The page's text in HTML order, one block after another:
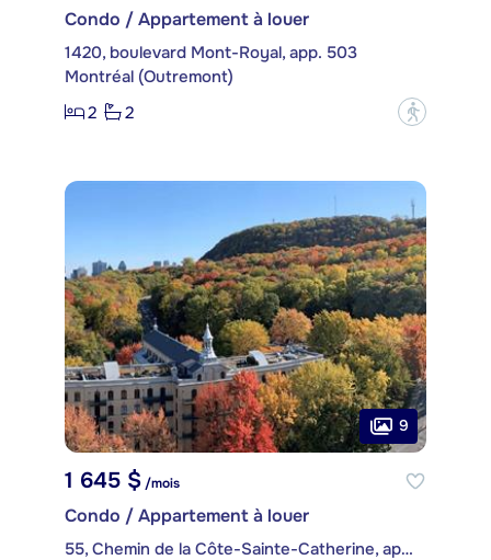
Condo / Appartement à louer
1420, boulevard Mont-Royal, app. 503
Montréal (Outremont)
2
2 ?
9
1 645 $ /mois
Condo / Appartement à louer
55, Chemin de la Côte-Sainte-Catherine, app. 1105